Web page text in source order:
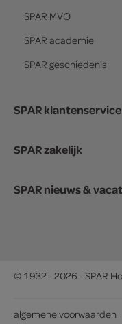
SPAR MVO
SPAR academie
SPAR geschiedenis
SPAR klantenservice
SPAR zakelijk
SPAR nieuws &
© 1932 - 2026 - SPAR
algemene voorwaarden